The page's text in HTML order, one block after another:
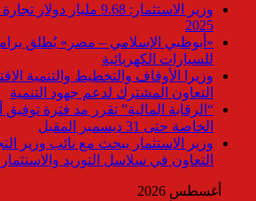
وزير الاستثمار: 9.68
2025
«أبوظبي الإسلامي – مصر» يُطلق
للسيارات الكهربائية
وزيرا الأوقاف والتخطيط والتنمية
التعاون المشترك لدعم جهود التنمية
“الرقابة المالية” تقرر مد فترة
الخاصة حتى 31 ديسمبر المقبل
وزير الاستثمار يبحث مع نائب وزير
التعاون في سلاسل التوريد
أغسطس 2026